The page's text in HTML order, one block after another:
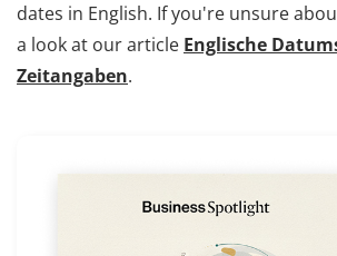
dates in English. If you're unsure
a look at our article Englische
Zeitangaben.